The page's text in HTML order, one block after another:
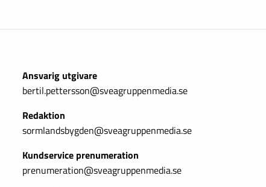
Ansvarig utgivare
bertil.pettersson@sveagruppenmedia.se
Redaktion
sormlandsbygden@sveagruppenmedia.se
Kundservice prenumeration
prenumeration@sveagruppenmedia.se